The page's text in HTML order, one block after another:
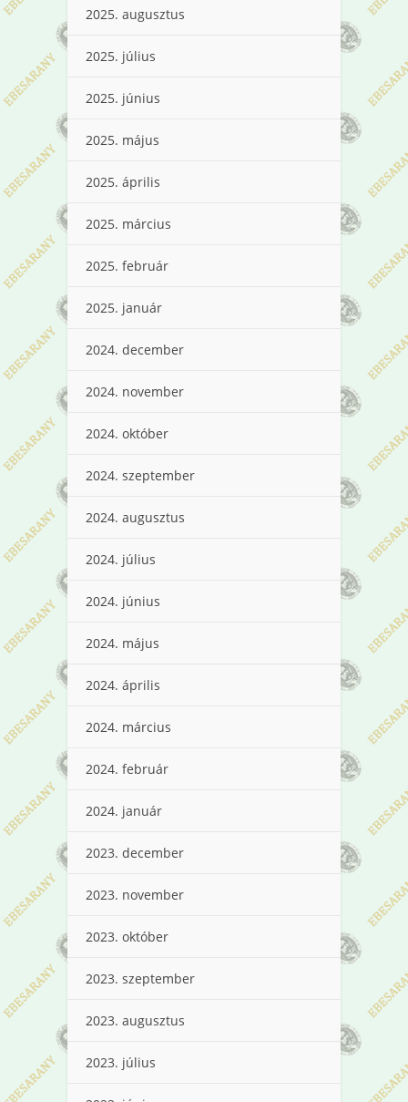
2025. augusztus
2025. július
2025. június
2025. május
2025. április
2025. március
2025. február
2025. január
2024. december
2024. november
2024. október
2024. szeptember
2024. augusztus
2024. július
2024. június
2024. május
2024. április
2024. március
2024. február
2024. január
2023. december
2023. november
2023. október
2023. szeptember
2023. augusztus
2023. július